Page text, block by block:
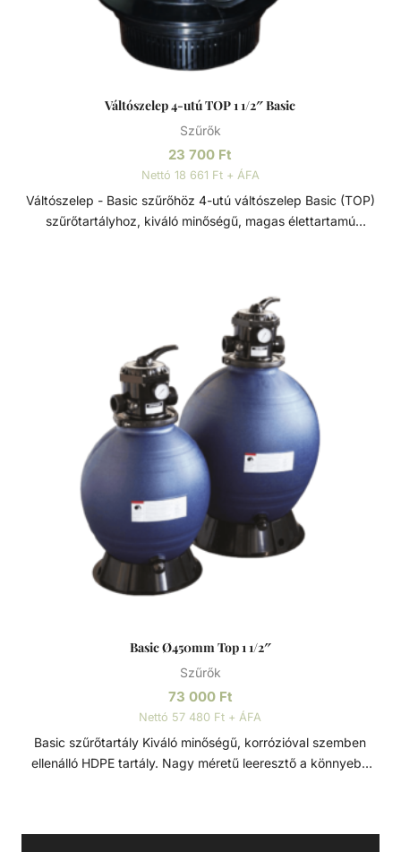
Váltószelep 4-utú TOP 1 1/2″ Basic
Szűrők
23 700 Ft
Nettó 18 661 Ft + ÁFA
Váltószelep - Basic szűrőhöz 4-utú váltószelep Basic (TOP)
szűrőtartályhoz, kiváló minőségű, magas élettartamú
állítsunk fokozatot a váltószelepen, ha a szivattyú ki van
kapcsolva!
Basic Ø450mm Top 1 1/2″
Szűrők
73 000 Ft
Nettó 57 480 Ft + ÁFA
Basic szűrőtartály Kiváló minőségű, korrózióval szemben
ellenálló HDPE tartály. Nagy méretű leeresztő a könnyebb